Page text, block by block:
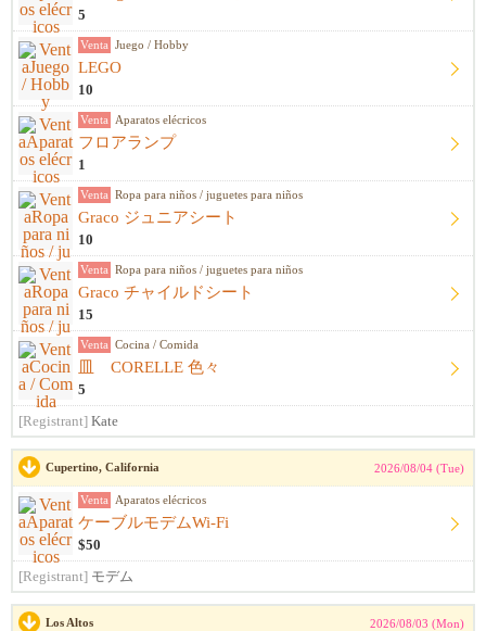
5
Venta Juego / Hobby
LEGO
10
Venta Aparatos elécricos
フロアランプ
1
Venta Ropa para niños / juguetes para niños
Graco ジュニアシート
10
Venta Ropa para niños / juguetes para niños
Graco チャイルドシート
15
Venta Cocina / Comida
皿 CORELLE 色々
5
[Registrant] Kate
Cupertino, California 2026/08/04 (Tue)
Venta Aparatos elécricos
ケーブルモデムWi-Fi
$50
[Registrant] モデム
Los Altos 2026/08/03 (Mon)